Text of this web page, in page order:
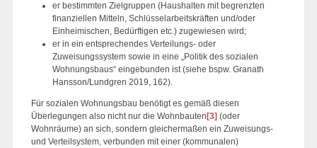
er bestimmten Zielgruppen (Haushalten mit begrenzten
finanziellen Mitteln, Schlüsselarbeitskräften und/oder
Einheimischen, Bedürftigen etc.) zugewiesen wird;
er in ein entsprechendes Verteilungs- oder
Zuweisungssystem sowie in eine „Politik des sozialen
Wohnungsbaus“ eingebunden ist (siehe bspw. Granath
Hansson/Lundgren 2019, 162).
Für sozialen Wohnungsbau benötigt es gemäß diesen
Überlegungen also nicht nur die Wohnbauten [3] (oder
Wohnräume) an sich, sondern gleichermaßen ein Zuweisungs-
und Verteilsystem, verbunden mit einer (kommunalen)